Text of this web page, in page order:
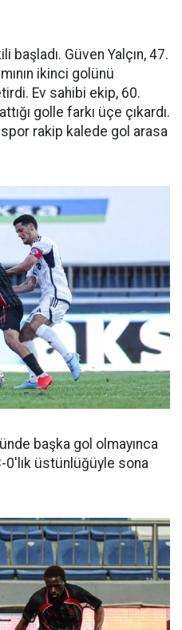
başladı. Güven Yalçın, 47.
ikinci golünü
Ev sahibi ekip, 60.
golle farkı üçe çıkardı.
rakip kalede gol arasa
başka gol olmayınca
0'lık üstünlüğüyle sona